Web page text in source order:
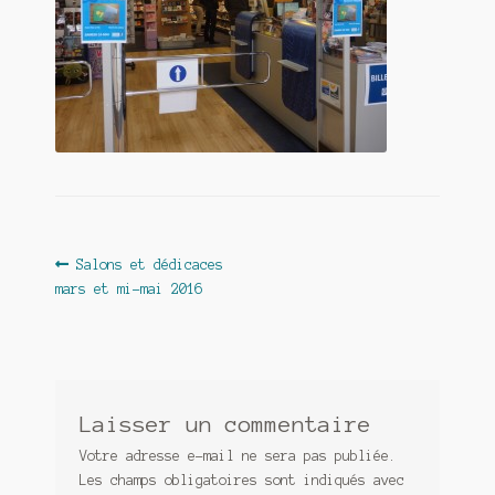
De(s)tracteur réduit au silence
Enlèvement rêvé
Entre père et fils
La clé du bonheur
Mes romans
Navigation
de
Article
précédent :
Salons et dédicaces
mars et mi-mai 2016
Laisser un commentaire
Votre adresse e-mail ne sera pas publiée.
Les champs obligatoires sont indiqués avec